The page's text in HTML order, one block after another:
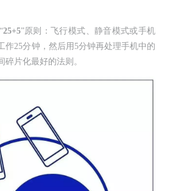
25+5”原则：飞行模式、静音模式或手机
作25分钟，然后用5分钟再处理手机中的
片化最好的法则。